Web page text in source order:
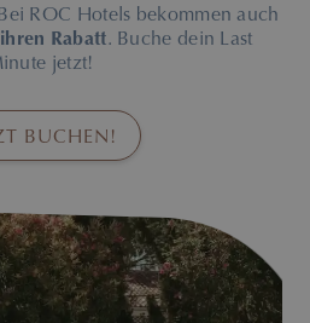
ROC Hotels bekommen auch
Rabatt. Buche dein Last
jetzt!
BUCHEN!
Poner aquí la descripción de la